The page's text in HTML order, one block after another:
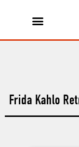
Frida Kahlo